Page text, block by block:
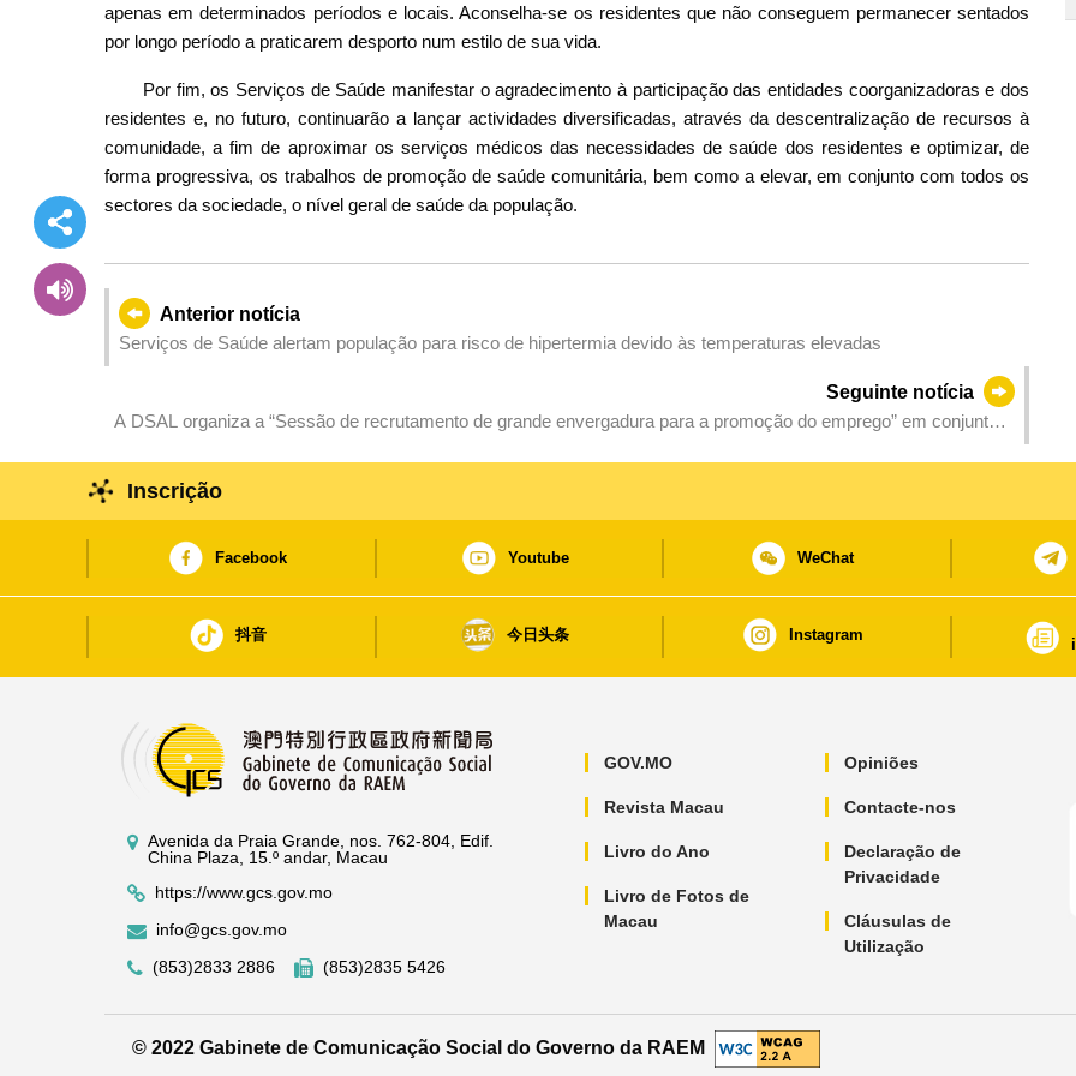
apenas em determinados períodos e locais. Aconselha-se os residentes que não conseguem permanecer sentados
por longo período a praticarem desporto num estilo de sua vida.
Por fim, os Serviços de Saúde manifestar o agradecimento à participação das entidades coorganizadoras e dos
residentes e, no futuro, continuarão a lançar actividades diversificadas, através da descentralização de recursos à
comunidade, a fim de aproximar os serviços médicos das necessidades de saúde dos residentes e optimizar, de
forma progressiva, os trabalhos de promoção de saúde comunitária, bem como a elevar, em conjunto com todos os
sectores da sociedade, o nível geral de saúde da população.
Anterior notícia
Serviços de Saúde alertam população para risco de hipertermia devido às temperaturas elevadas
Seguinte notícia
A DSAL organiza a “Sessão de recrutamento de grande envergadura para a promoção do emprego” em conjunto
Inscrição
Facebook Youtube WeChat
抖音 今日头条 Instagram
Avenida da Praia Grande, nos. 762-804, Edif.
China Plaza, 15.º andar, Macau
https://www.gcs.gov.mo
info@gcs.gov.mo
(853)2833 2886
(853)2835 5426
GOV.MO
Revista Macau
Livro do Ano
Livro de Fotos de
Macau
Opiniões
Contacte-nos
Declaração de
Privacidade
Cláusulas de
Utilização
© 2022 Gabinete de Comunicação Social do Governo da RAEM